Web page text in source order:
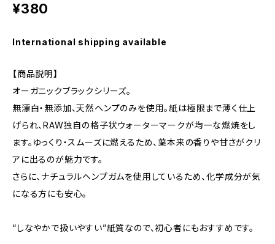
¥380
International shipping available
【商品説明】
オーガニックブラックシリーズ。
無漂白・無添加、天然ヘンプのみを使用。紙は極限まで薄く仕上
げられ、RAW独自の格子状ウォーターマークが均一な燃焼をし
ます。ゆっくり・スムーズに燃えるため、葉本来の香りや甘さがクリ
アに出るのが魅力です。
さらに、ナチュラルヘンプガムを使用しているため、化学成分が気
になる方にも安心。
“しなやかで扱いやすい”紙質なので、初心者にもおすすめです。